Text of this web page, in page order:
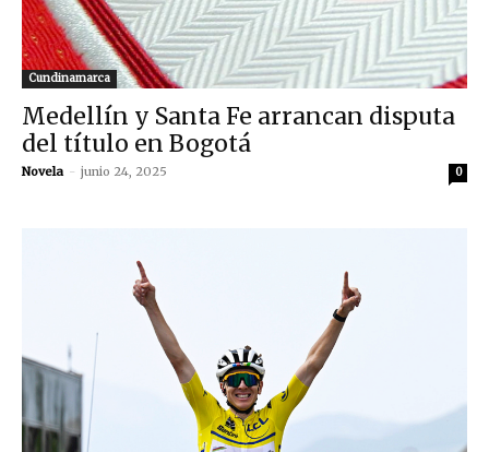
Cundinamarca
Medellín y Santa Fe arrancan disputa
del título en Bogotá
Novela - junio 24, 2025 0